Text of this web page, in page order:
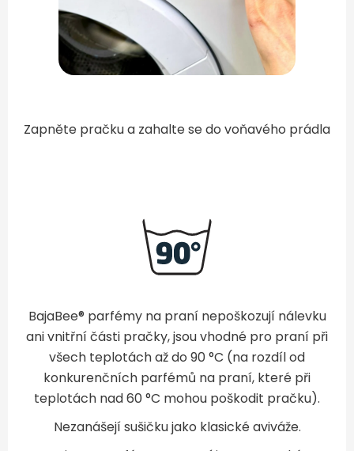
Zapněte pračku a zahalte se do voňavého prádla
BajaBee® parfémy na praní nepoškozují nálevku
ani vnitřní části pračky, jsou vhodné pro praní při
všech teplotách až do 90 °C (na rozdíl od
konkurenčních parfémů na praní, které při
teplotách nad 60 °C mohou poškodit pračku).
Nezanášejí sušičku jako klasické aviváže.